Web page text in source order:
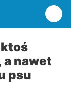
a nawet
psu